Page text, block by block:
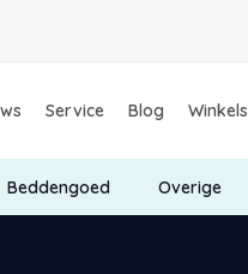
Service Blog Winkels
Beddengoed Overige